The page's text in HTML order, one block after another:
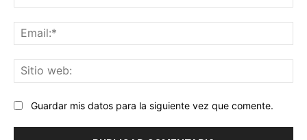
Guardar mis datos para la siguiente vez que comente.